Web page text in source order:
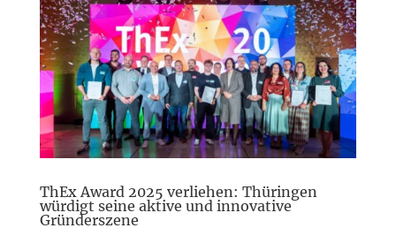
ThEx Award 2025 verliehen: Thüringen
würdigt seine aktive und innovative
Gründerszene